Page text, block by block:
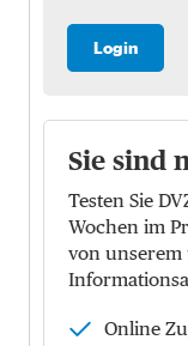
Login
Sie sind
Testen Sie
Wochen im
von unserem
Online